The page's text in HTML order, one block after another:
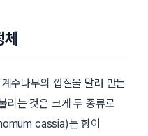
체
수나무의 껍질을 말려 만든
리는 것은 크게 두 종류로
cassia)는 향이